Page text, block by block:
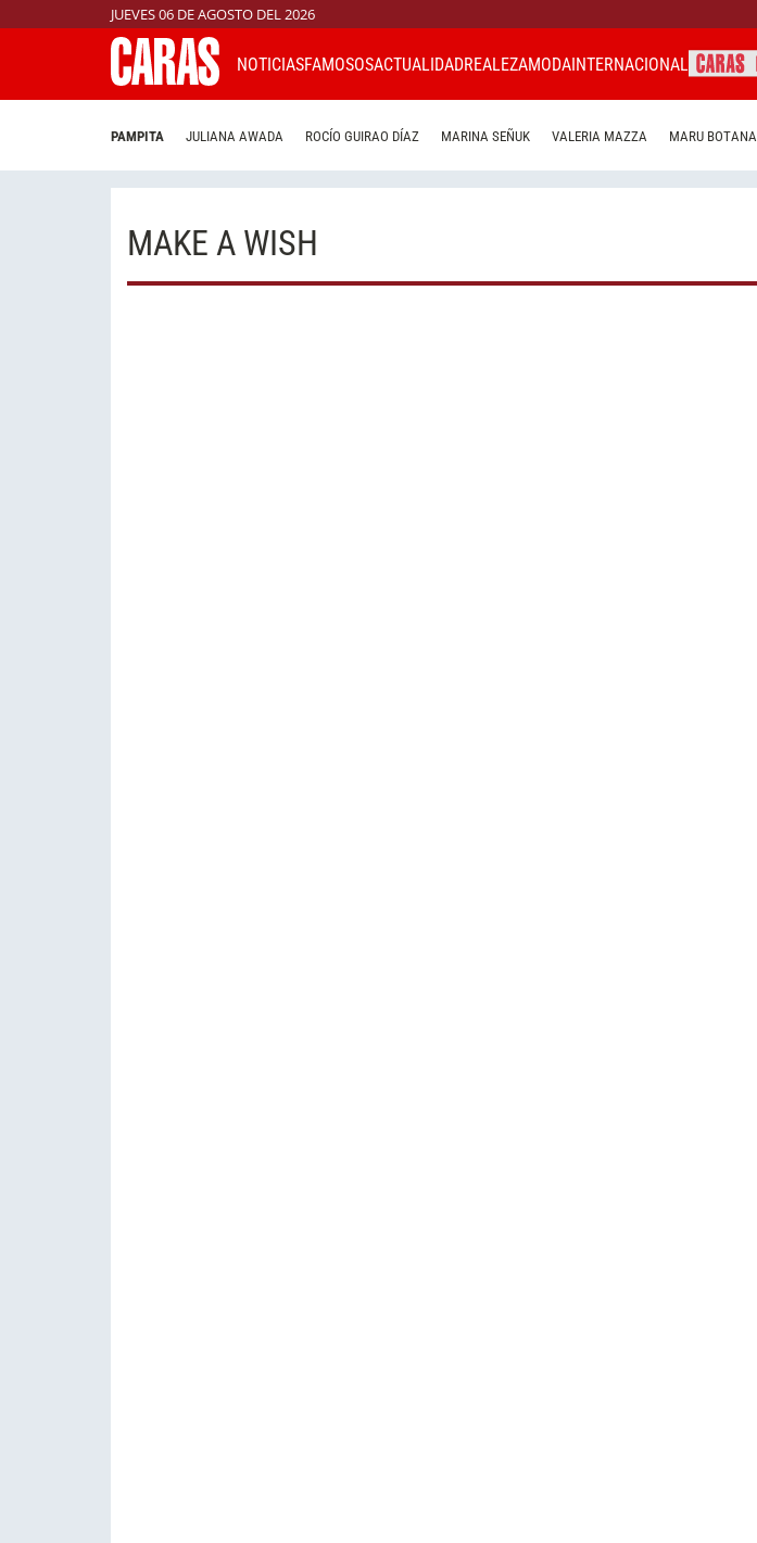
JUEVES 06 DE AGOSTO DEL 2026
NOTICIASFAMOSOSACTUALIDADREALEZAMODAINTERNACIONAL
PAMPITA JULIANA AWADA ROCÍO GUIRAO DÍAZ MARINA SEÑUK VALERIA MAZZA MARU BOTANA
MAKE A WISH